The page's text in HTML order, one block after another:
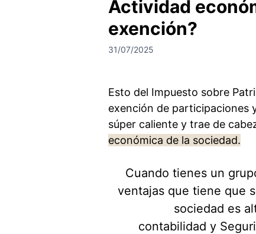
Actividad
exención?
31/07/2025
Esto del Impuesto sobre
exención de participaciones
súper caliente y trae de
económica de la sociedad.
Cuando tienes un
ventajas que tiene que
sociedad es
contabilidad y